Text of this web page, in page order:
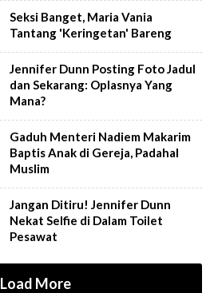
Seksi Banget, Maria Vania
Tantang 'Keringetan' Bareng
Jennifer Dunn Posting Foto Jadul
dan Sekarang: Oplasnya Yang
Mana?
Gaduh Menteri Nadiem Makarim
Baptis Anak di Gereja, Padahal
Muslim
Jangan Ditiru! Jennifer Dunn
Nekat Selfie di Dalam Toilet
Pesawat
Load More